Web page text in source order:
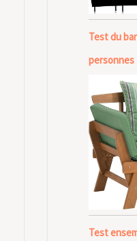
Test du
personnes
Test